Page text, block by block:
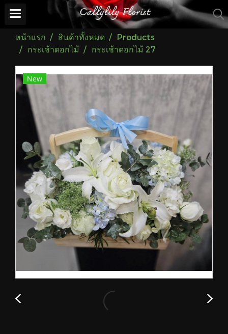
หน้าแรก สินค้าทั้งหมด
Products
กระเช้าดอกไม้
กระเช้าดอกไม้ 27
New